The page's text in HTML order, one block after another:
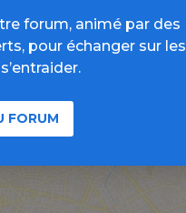
forum, animé par des
pour échanger sur les
FORUM